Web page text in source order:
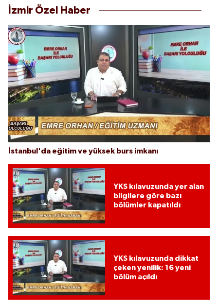
İzmir Özel Haber
İstanbul'da eğitim ve yüksek burs imkanı
YKS kılavuzunda yer alan
bilgilere göre bazı
bölümler kapatıldı
YKS kılavuzunda dikkat
çeken yenilik: 16 yeni
bölüm açıldı